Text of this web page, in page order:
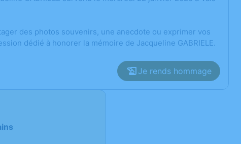
des photos souvenirs, une anecdote ou exprimer vos
dédié à honorer la mémoire de Jacqueline GABRIELE.
Je rends hommage